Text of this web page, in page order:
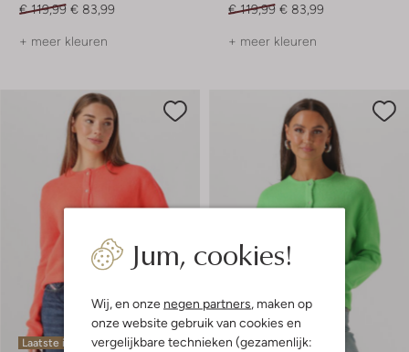
Jum, cookies!
Wij, en onze negen partners, maken op
onze website gebruik van cookies en
vergelijkbare technieken (gezamenlijk:
€ 119,99 € 83,99
+ meer kleuren
€ 119,99 € 83,99
+ meer kleuren
Laatste item
Laatste item